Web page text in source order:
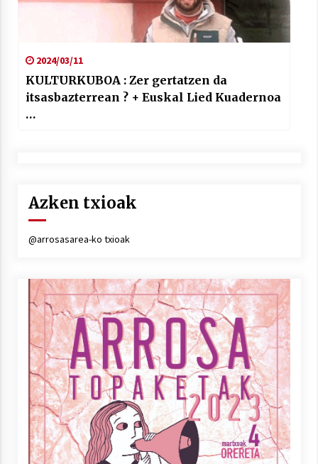
2024/03/11
KULTURKUBOA : Zer gertatzen da
itsasbazterrean ? + Euskal Lied Kuadernoa
…
Azken txioak
@arrosasarea-ko txioak